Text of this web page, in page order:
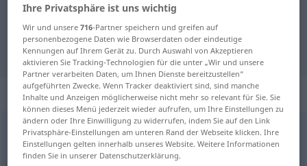
für "lassen"
"lassen" Bulgarisch Übersetzung
„lassen“
lassen
Übersicht aller Übersetzungen
Ihre Privatsphäre ist uns wichtig
Wir und unsere716-Partner speichern und greifen auf
personenbezogene Daten wie Browserdaten oder eindeutige
Kennungen auf Ihrem Gerät zu. Durch Auswahl von Akzeptieren
aktivieren Sie Tracking-Technologien für die unter „Wir und unsere
Partner verarbeiten Daten, um Ihnen Dienste bereitzustellen“
aufgeführten Zwecke. Wenn Tracker deaktiviert sind, sind manche
Inhalte und Anzeigen möglicherweise nicht mehr so relevant für Sie. Sie
können dieses Menü jederzeit wieder aufrufen, um Ihre Einstellungen zu
ändern oder Ihre Einwilligung zu widerrufen, indem Sie auf den Link
Privatsphäre-Einstellungen am unteren Rand der Webseite klicken. Ihre
Einstellungen gelten innerhalb unseres Website. Weitere Informationen
finden Sie in unserer Datenschutzerklärung.